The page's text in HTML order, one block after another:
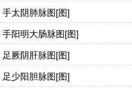
手太阴肺脉图[图]
手阳明大肠脉图[图]
足厥阴肝脉图[图]
足少阳胆脉图[图]